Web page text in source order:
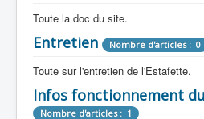
Toute la doc du site.
Revue de Presse
Tous les articles que l'on a vu sur
Camping Car Nombre
Entretien Nombre d'articles : 0
Toute sur l'entretien de l'Estafette.
Mécanique Nombre
Infos fonctionnement
Nombre d'articles : 1